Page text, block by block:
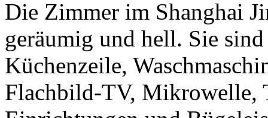
Die Zimmer im Shanghai
geräumig und hell. Sie
Küchenzeile,
Flachbild-TV, Mikrowelle,